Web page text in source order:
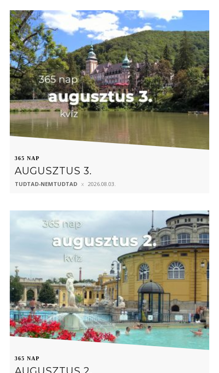
365 NAP
AUGUSZTUS 3.
TUDTAD-NEMTUDTAD 2026.08.03.
365 NAP